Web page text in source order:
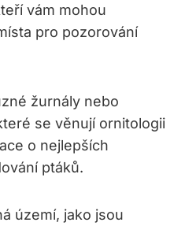
vám mohou
pro pozorování
žurnály nebo
se věnují ornitologii
o nejlepších
ptáků.
území, jako jsou